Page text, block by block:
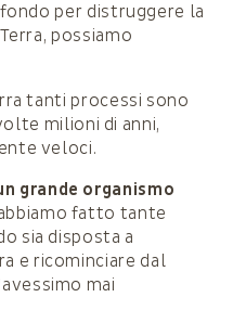
per distruggere la
possiamo
tanti processi sono
milioni di anni,
veloci.
grande organismo
fatto tante
sia disposta a
e ricominciare dal
mai